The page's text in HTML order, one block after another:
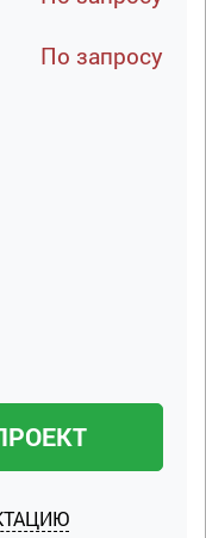
По запросу